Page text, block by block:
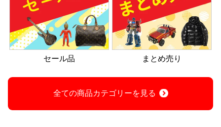
セール品 まとめ売り
全ての商品カテゴリーを見る